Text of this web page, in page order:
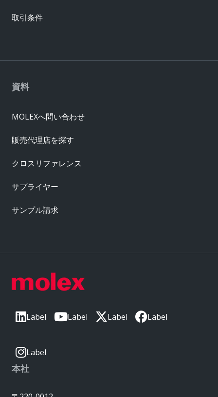
Label Label Label Label
Label
本社
資料
MOLEXへ問い合わせ
販売代理店を探す
クロスリファレンス
サプライヤー
サンプル請求
取引条件